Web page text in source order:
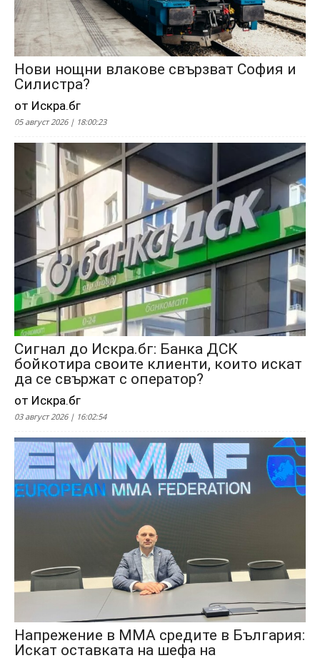
Нови нощни влакове свързват София и
Силистра?
от Искра.бг
05 август 2026 | 18:00:23
Сигнал до Искра.бг: Банка ДСК
бойкотира своите клиенти, които искат
да се свържат с оператор?
от Искра.бг
03 август 2026 | 16:02:54
Напрежение в ММА средите в България:
Искат оставката на шефа на